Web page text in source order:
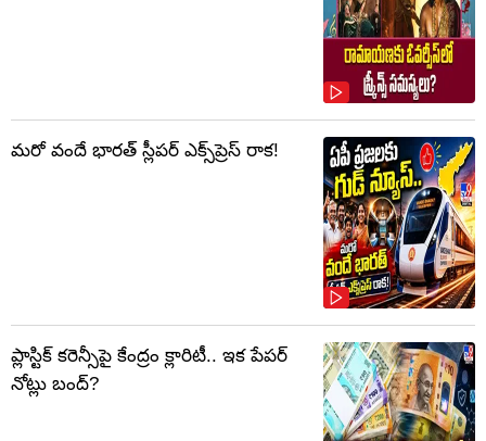
మరో వందే భారత్ స్లీపర్ ఎక్స్‌ప్రెస్ రాక!
ప్లాస్టిక్‌ కరెన్సీపై కేంద్రం క్లారిటీ.. ఇక పేపర్‌
నోట్లు బంద్‌?